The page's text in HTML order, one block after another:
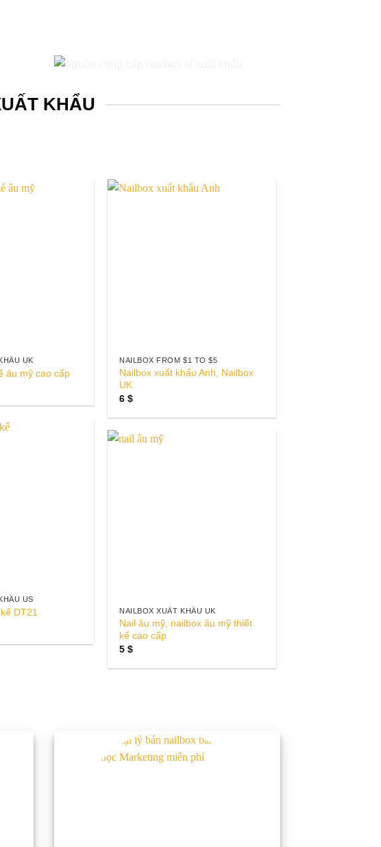
KHẨU
UK
âu mỹ cao cấp
NAILBOX FROM $1 TO $5
Nailbox xuất khẩu Anh, Nailbox
UK
6$
US
DT21
NAILBOX XUẤT KHẨU UK
Nail âu mỹ, nailbox âu mỹ thiết
kế cao cấp
5$